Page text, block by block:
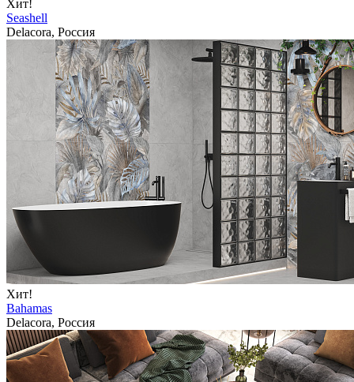
Хит!
Seashell
Delacora, Россия
Хит!
Bahamas
Delacora, Россия